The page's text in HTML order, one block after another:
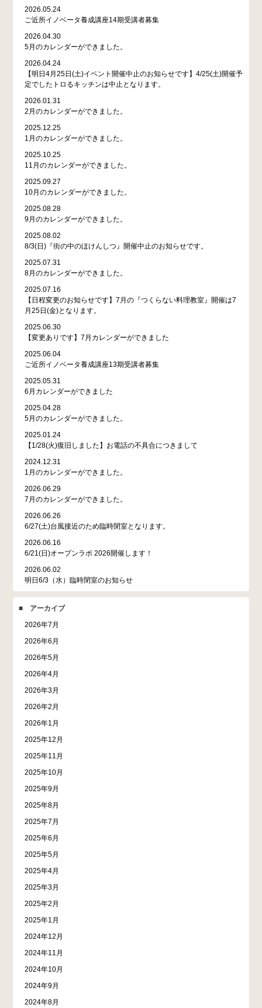
2026.05.24
ご近所イノベータ養成講座14期受講者募集
2026.04.30
5月のカレンダーができました。
2026.04.24
【明日4月25日(土)イベント開催中止のお知らせです】4/25(土)開催予
定でしたトロるキッチンは中止となります。
2026.01.31
2月のカレンダーができました。
2025.12.25
1月のカレンダーができました。
2025.10.25
11月のカレンダーができました。
2025.09.27
10月のカレンダーができました。
2025.08.28
9月のカレンダーができました。
2025.08.02
8/3(日)『街の中のほけんしつ』開催中止のお知らせです。
2025.07.31
8月のカレンダーができました。
2025.07.16
【日程変更のお知らせです】7月の『つくらない料理教室』開催は7
月25日(金)となります。
2025.06.30
【変更ありです】7月カレンダーができました
2025.06.04
ご近所イノベータ養成講座13期受講者募集
2025.05.31
6月カレンダーができました
2025.04.28
5月のカレンダーができました。
2025.01.24
【1/28(火)復旧しました】お電話の不具合につきまして
2024.12.31
1月のカレンダーができました。
2026.06.29
7月のカレンダーができました。
2026.06.26
6/27(土)台風接近のため臨時閉室となります。
2026.06.16
6/21(日)オープンラボ 2026開催します！
2026.06.02
明日6/3（水）臨時閉室のお知らせ
■ アーカイブ
2026年7月
2026年6月
2026年5月
2026年4月
2026年3月
2026年2月
2026年1月
2025年12月
2025年11月
2025年10月
2025年9月
2025年8月
2025年7月
2025年6月
2025年5月
2025年4月
2025年3月
2025年2月
2025年1月
2024年12月
2024年11月
2024年10月
2024年9月
2024年8月